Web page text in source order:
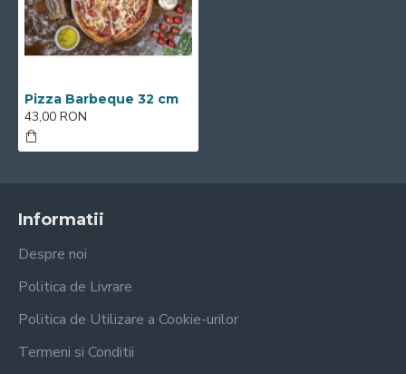
Pizza Barbeque 32 cm
43,00 RON
Informatii
Despre noi
Politica de Livrare
Politica de Utilizare a Cookie-urilor
Termeni si Conditii